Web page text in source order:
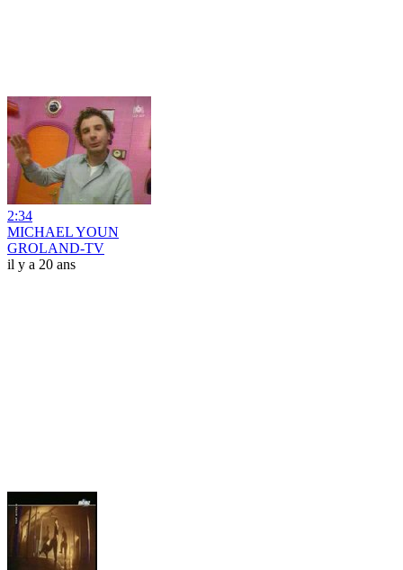
2:34
MICHAEL YOUN
GROLAND-TV
il y a 20 ans